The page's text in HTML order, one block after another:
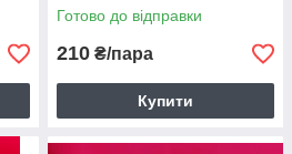
21×7 мм код 6143
Готово до відправки
210 ₴/пара
Купити